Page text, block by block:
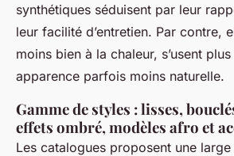
synthétiques séduisent par leur
leur facilité d’entretien. Par contre,
moins bien à la chaleur, s’usent
apparence parfois moins naturelle.
Gamme de styles : lisses,
effets ombré, modèles afro et
Les catalogues proposent une